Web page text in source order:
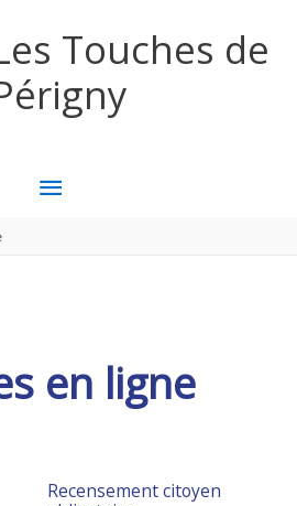
Touches de
MENU
en ligne
Recensement citoyen